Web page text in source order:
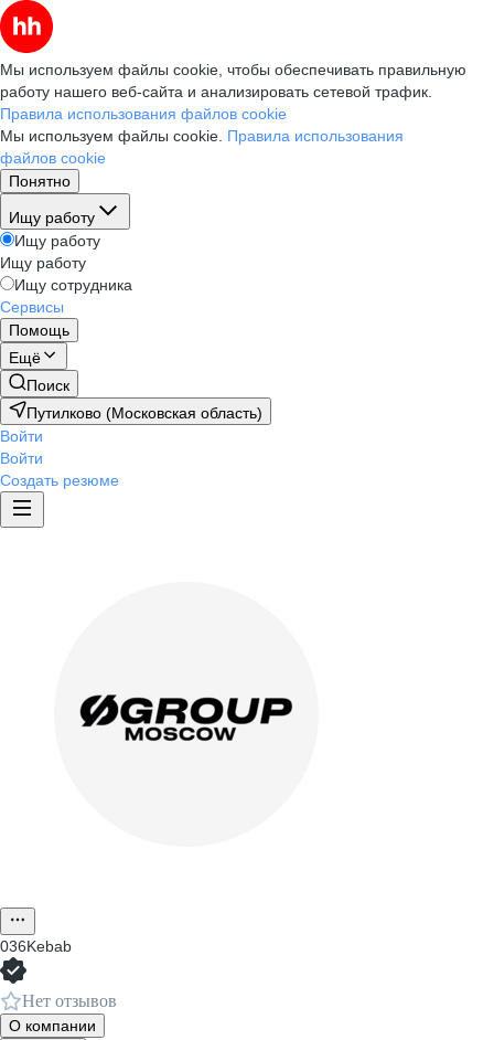
Мы используем файлы cookie, чтобы обеспечивать правильную
работу нашего веб-сайта и анализировать сетевой трафик.
Правила использования файлов cookie
Мы используем файлы cookie. Правила использования
файлов cookie
Понятно
Ищу работу
Ищу работу
Ищу работу
Ищу сотрудника
Сервисы
Помощь
Ещё
Поиск
Путилково (Московская область)
Войти
Войти
Создать резюме
036Kebab
Нет отзывов
О компании